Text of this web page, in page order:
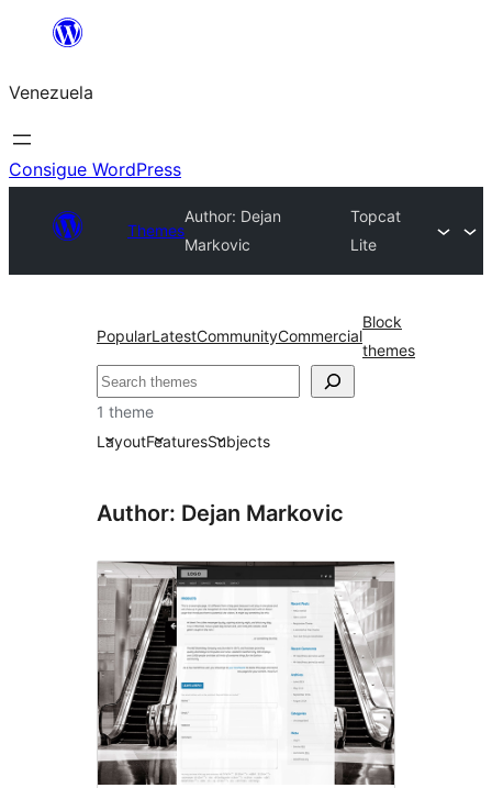
Saltar
contenido
Venezuela
Consigue WordPress
Themes
Author: Dejan
Markovic
Topcat
Lite
PopularLatestCommunityCommercial
Block
themes
Buscar
1 theme
LayoutFeaturesSubjects
Author: Dejan Markovic